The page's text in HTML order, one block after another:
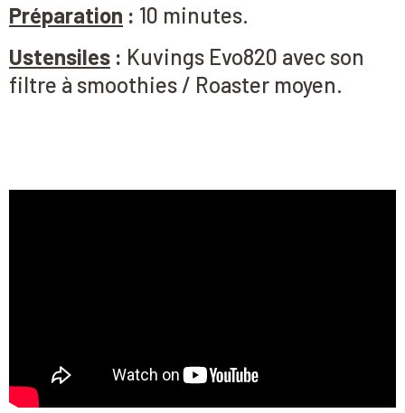
Préparation : 10 minutes.
Ustensiles : Kuvings Evo820 avec son
filtre à smoothies / Roaster moyen.